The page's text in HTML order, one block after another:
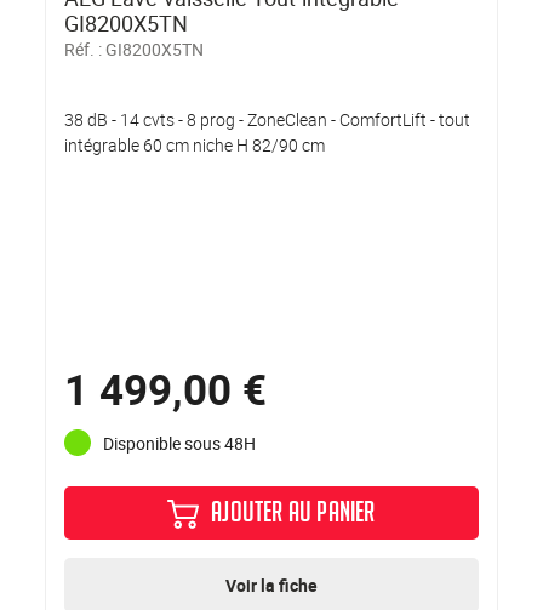
GI8200X5TN
Réf. : GI8200X5TN
38 dB - 14 cvts - 8 prog - ZoneClean - ComfortLift - tout
intégrable 60 cm niche H 82/90 cm
1 499,00 €
Disponible sous 48H
AJOUTER AU PANIER
Voir la fiche